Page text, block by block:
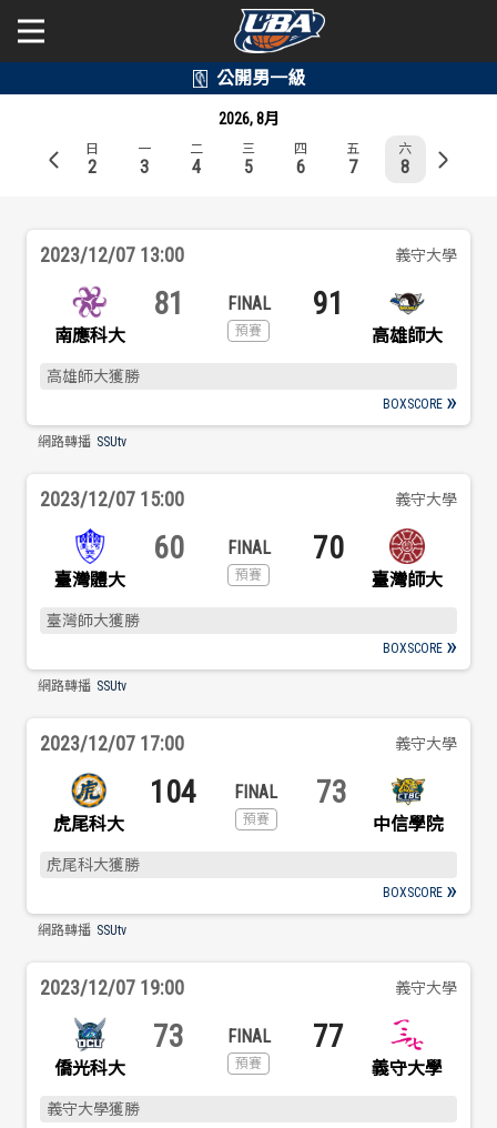
公開男一級
學年度
賽事資訊
球隊資訊
歷屆個人獎得主
學年度
賽事資訊
球隊資訊
歷屆個人獎得主
新聞
2026, 8月
日
2
一
3
二
4
三
5
四
6
五
7
六
8
2023/12/07 13:00 義守大學
南應科大
81 91
高雄師大
高雄師大獲勝
BOXSCORE
網路轉播 SSUtv
2023/12/07 15:00 義守大學
臺灣體大
60 70
臺灣師大
臺灣師大獲勝
BOXSCORE
網路轉播 SSUtv
2023/12/07 17:00 義守大學
虎尾科大
104 73
中信學院
虎尾科大獲勝
BOXSCORE
網路轉播 SSUtv
2023/12/07 19:00 義守大學
僑光科大
73 77
義守大學
義守大學獲勝